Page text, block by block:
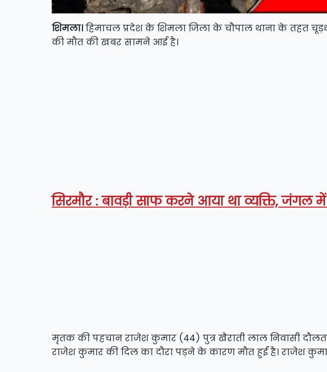
शिमला। हिमाचल प्रदेश के शिमला जिला के चौपाल थाना के तहत
की मौत की खबर सामने आई है।
सिरमौर : बावड़ी साफ करने आया था व्यक्ति, जंगल
मृतक की पहचान राजेश कुमार (44) पुत्र खैराती लाल निवासी
राजेश कुमार की दिल का दौरा पड़ने के कारण मौत हुई है। राजेश